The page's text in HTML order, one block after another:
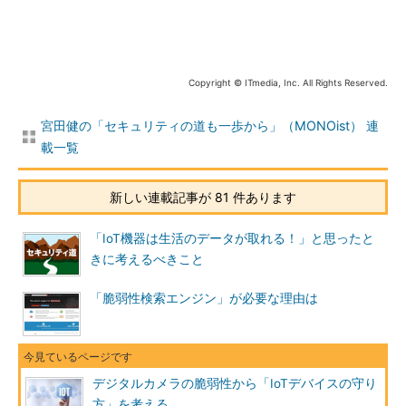
Copyright © ITmedia, Inc. All Rights Reserved.
宮田健の「セキュリティの道も一歩から」（MONOist） 連
載一覧
新しい連載記事が 81 件あります
「IoT機器は生活のデータが取れる！」と思ったと
きに考えるべきこと
「脆弱性検索エンジン」が必要な理由は
デジタルカメラの脆弱性から「IoTデバイスの守り